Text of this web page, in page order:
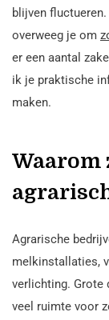
blijven
overweeg je om
er een aantal
ik je praktische
maken.
Waarom
Agrarische
melkinstallaties,
verlichting. Grote
veel ruimte voor